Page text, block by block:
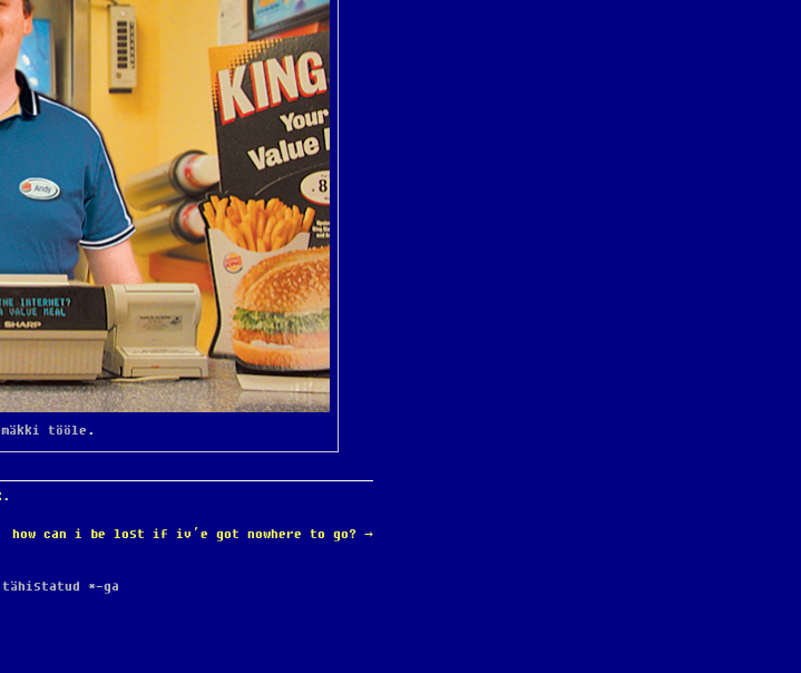
tööle.
.
how can i be lost if iv’e got nowhere to go? →
tähistatud *-ga